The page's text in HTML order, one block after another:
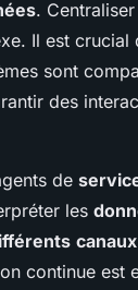
.
Il est
sont
des
de
les
canaux
continue est